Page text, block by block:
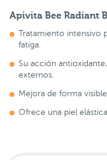
Apivita Bee Radiant
Tratamiento intensivo
fatiga.
Su acción
externos.
Mejora de forma
Ofrece una piel